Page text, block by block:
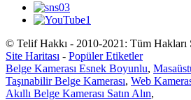
© Telif Hakkı - 2010-2021: Tüm Hakları
Site Haritası - Popüler Etiketler
Belge Kamerası Esnek Boyunlu,
Taşınabilir Belge Kamerası, Web
Akıllı Belge Kamerası Satın Alın,